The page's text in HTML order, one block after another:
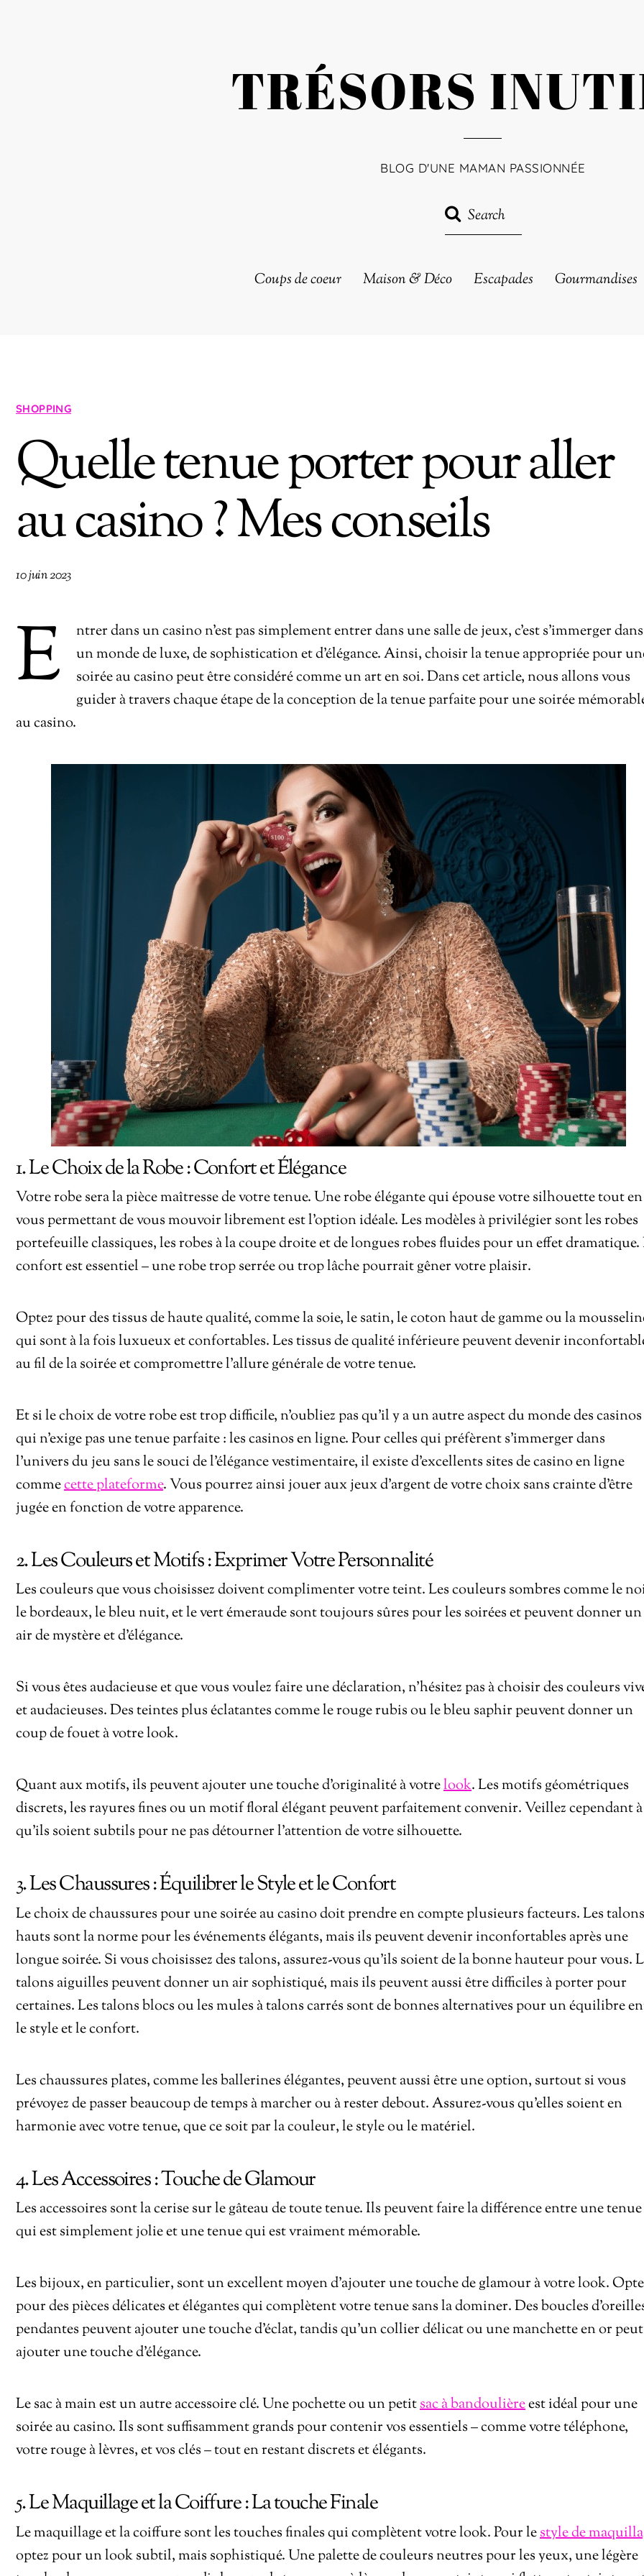
TRÉSORS
BLOG D'UNE MAMAN PASSIONNÉE
Coups de coeur Maison & Déco Escapades Gourmandises
SHOPPING
Quelle tenue porter pour aller
au casino ? Mes conseils
10 juin 2023
E
ntrer dans un casino n’est pas simplement entrer dans une salle de jeux, c’est s’immerger dans
un monde de luxe, de sophistication et d’élégance. Ainsi, choisir la tenue appropriée pour
soirée au casino peut être considéré comme un art en soi. Dans cet article, nous allons vous
guider à travers chaque étape de la conception de la tenue parfaite pour une soirée
au casino.
1. Le Choix de la Robe : Confort et Élégance
Votre robe sera la pièce maîtresse de votre tenue. Une robe élégante qui épouse votre silhouette tout en
vous permettant de vous mouvoir librement est l’option idéale. Les modèles à privilégier sont les robes
portefeuille classiques, les robes à la coupe droite et de longues robes fluides pour un effet dramatique.
confort est essentiel – une robe trop serrée ou trop lâche pourrait gêner votre plaisir.
Optez pour des tissus de haute qualité, comme la soie, le satin, le coton haut de gamme ou la
qui sont à la fois luxueux et confortables. Les tissus de qualité inférieure peuvent devenir
au fil de la soirée et compromettre l’allure générale de votre tenue.
Et si le choix de votre robe est trop difficile, n’oubliez pas qu’il y a un autre aspect du monde des casinos
qui n’exige pas une tenue parfaite : les casinos en ligne. Pour celles qui préfèrent s’immerger dans
l’univers du jeu sans le souci de l’élégance vestimentaire, il existe d’excellents sites de casino en ligne
commecette plateforme. Vous pourrez ainsi jouer aux jeux d’argent de votre choix sans crainte d’être
jugée en fonction de votre apparence.
2. Les Couleurs et Motifs : Exprimer Votre Personnalité
Les couleurs que vous choisissez doivent complimenter votre teint. Les couleurs sombres comme le
le bordeaux, le bleu nuit, et le vert émeraude sont toujours sûres pour les soirées et peuvent donner un
air de mystère et d’élégance.
Si vous êtes audacieuse et que vous voulez faire une déclaration, n’hésitez pas à choisir des couleurs
et audacieuses. Des teintes plus éclatantes comme le rouge rubis ou le bleu saphir peuvent donner un
coup de fouet à votre look.
Quant aux motifs, ils peuvent ajouter une touche d’originalité à votrelook. Les motifs géométriques
discrets, les rayures fines ou un motif floral élégant peuvent parfaitement convenir. Veillez cependant à
qu’ils soient subtils pour ne pas détourner l’attention de votre silhouette.
3. Les Chaussures : Équilibrer le Style et le Confort
Le choix de chaussures pour une soirée au casino doit prendre en compte plusieurs facteurs. Les talons
hauts sont la norme pour les événements élégants, mais ils peuvent devenir inconfortables après une
longue soirée. Si vous choisissez des talons, assurez-vous qu’ils soient de la bonne hauteur pour vous.
talons aiguilles peuvent donner un air sophistiqué, mais ils peuvent aussi être difficiles à porter pour
certaines. Les talons blocs ou les mules à talons carrés sont de bonnes alternatives pour un équilibre
le style et le confort.
Les chaussures plates, comme les ballerines élégantes, peuvent aussi être une option, surtout si vous
prévoyez de passer beaucoup de temps à marcher ou à rester debout. Assurez-vous qu’elles soient en
harmonie avec votre tenue, que ce soit par la couleur, le style ou le matériel.
4. Les Accessoires : Touche de Glamour
Les accessoires sont la cerise sur le gâteau de toute tenue. Ils peuvent faire la différence entre une tenue
qui est simplement jolie et une tenue qui est vraiment mémorable.
Les bijoux, en particulier, sont un excellent moyen d’ajouter une touche de glamour à votre look.
pour des pièces délicates et élégantes qui complètent votre tenue sans la dominer. Des boucles
pendantes peuvent ajouter une touche d’éclat, tandis qu’un collier délicat ou une manchette en or peut
ajouter une touche d’élégance.
Le sac à main est un autre accessoire clé. Une pochette ou un petitsac à bandoulièreest idéal pour une
soirée au casino. Ils sont suffisamment grands pour contenir vos essentiels – comme votre téléphone,
votre rouge à lèvres, et vos clés – tout en restant discrets et élégants.
5. Le Maquillage et la Coiffure : La touche Finale
Le maquillage et la coiffure sont les touches finales qui complètent votre look. Pour lestyle de
optez pour un look subtil, mais sophistiqué. Une palette de couleurs neutres pour les yeux, une légère